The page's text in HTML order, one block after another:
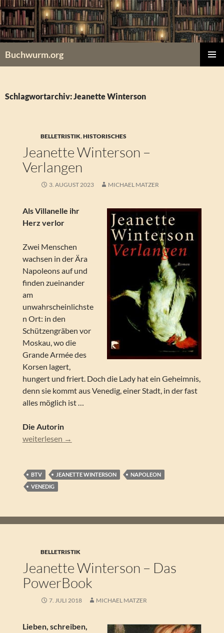
Zum
Inhalt
springen
Buchwurm.org
Schlagwortarchiv: Jeanette Winterson
BELLETRISTIK,HISTORISCHES
Jeanette Winterson –
Verlangen
3. AUGUST 2023 MICHAEL MATZER
Als Villanelle ihr
Herz verlor
Zwei Menschen
wachsen in der Ära
Napoleons auf und
finden zueinander
am
unwahrscheinlichste
n Ort: in den
Schützengräben vor
Moskau, wo die
Grande Armée des
Korsen lagert,
hungert und friert. Doch die Lady hat ein Geheimnis,
denn sie kommt aus Venedig, einer Stadt, in der fast
alles möglich ist …
Die Autorin
Jeanette Winterson – Verlangen
weiterlesen →
BTV JEANETTE WINTERSON
NAPOLEON
VENEDIG
BELLETRISTIK
Jeanette Winterson – Das
PowerBook
7. JULI 2018 MICHAEL MATZER
Lieben, schreiben,